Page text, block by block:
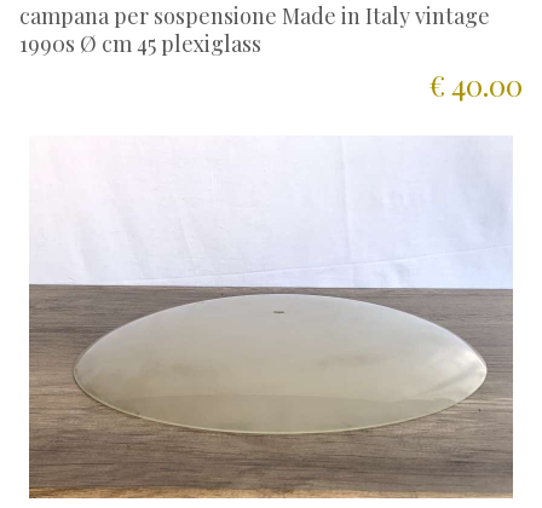
campana per sospensione Made in Italy vintage
1990s Ø cm 45 plexiglass
€ 40.00